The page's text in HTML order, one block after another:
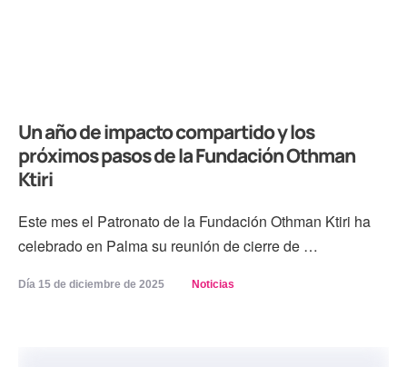
Un año de impacto compartido y los
próximos pasos de la Fundación Othman
Ktiri
Este mes el Patronato de la Fundación Othman Ktiri ha
celebrado en Palma su reunión de cierre de …
Día 15 de diciembre de 2025 Noticias